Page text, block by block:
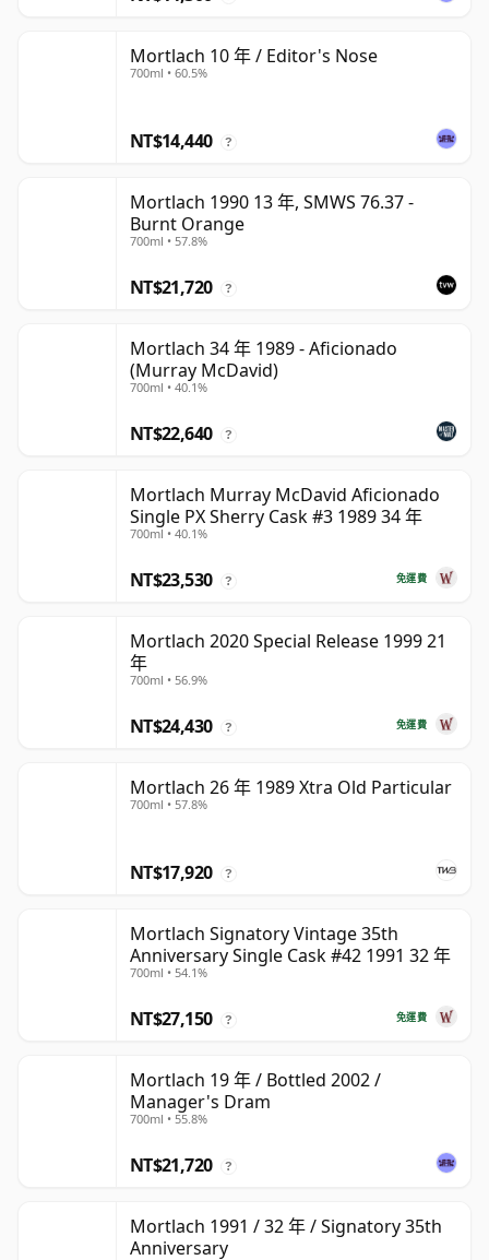
Mortlach 10 年 / Editor's Nose
700ml • 60.5%
NT$14,440 ?
Mortlach 1990 13 年, SMWS 76.37 -
Burnt Orange
700ml • 57.8%
NT$21,720 ?
Mortlach 34 年 1989 - Aficionado
(Murray McDavid)
700ml • 40.1%
NT$22,640 ?
Mortlach Murray McDavid Aficionado
Single PX Sherry Cask #3 1989 34 年
700ml • 40.1%
免運費
NT$23,530 ?
Mortlach 2020 Special Release 1999 21
年
700ml • 56.9%
免運費
NT$24,430 ?
Mortlach 26 年 1989 Xtra Old Particular
700ml • 57.8%
NT$17,920 ?
Mortlach Signatory Vintage 35th
Anniversary Single Cask #42 1991 32 年
700ml • 54.1%
免運費
NT$27,150 ?
Mortlach 19 年 / Bottled 2002 /
Manager's Dram
700ml • 55.8%
NT$21,720 ?
Mortlach 1991 / 32 年 / Signatory 35th
Anniversary